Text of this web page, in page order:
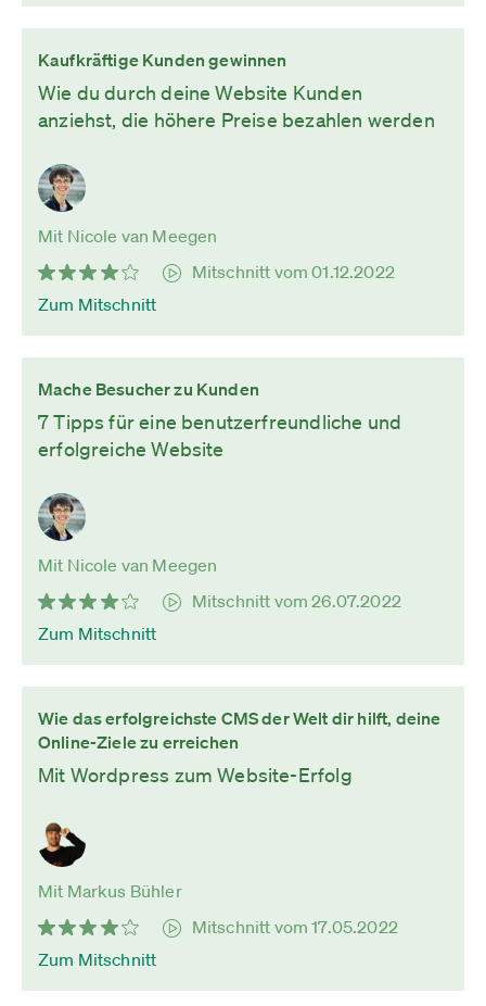
Kaufkräftige Kunden gewinnen
Wie du durch deine Website Kunden
anziehst, die höhere Preise bezahlen werden
Mit Nicole van Meegen
Mitschnitt vom 01.12.2022
Zum Mitschnitt
Mache Besucher zu Kunden
7 Tipps für eine benutzerfreundliche und
erfolgreiche Website
Mit Nicole van Meegen
Mitschnitt vom 26.07.2022
Zum Mitschnitt
Wie das erfolgreichste CMS der Welt dir hilft, deine
Online-Ziele zu erreichen
Mit Wordpress zum Website-Erfolg
Mit Markus Bühler
Mitschnitt vom 17.05.2022
Zum Mitschnitt